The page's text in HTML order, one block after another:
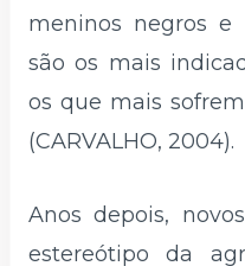
meninos negros e
são os mais
os que mais
(CARVALHO, 2004).
Anos depois,
estereótipo da